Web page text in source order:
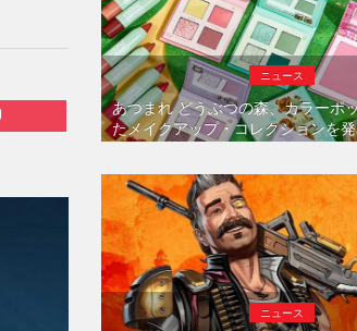
ニュース
あつまれ どうぶつの森、カラーポ
たメイクアップ・コレクションを
ニュース